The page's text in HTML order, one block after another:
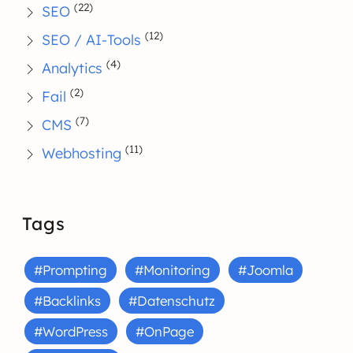
SEO (22)
SEO / AI-Tools (12)
Analytics (4)
Fail (2)
CMS (7)
Webhosting (11)
Tags
#Prompting #Monitoring
#Joomla
#Backlinks
#Datenschutz
#WordPress
#OnPage